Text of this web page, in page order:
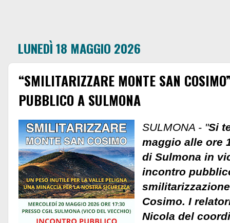
LUNEDÌ 18 MAGGIO 2026
“SMILITARIZZARE MONTE SAN
PUBBLICO A SULMONA
SULMONA - "Si
maggio alle ore
di Sulmona in
incontro
Cosimo. I
Nicola del